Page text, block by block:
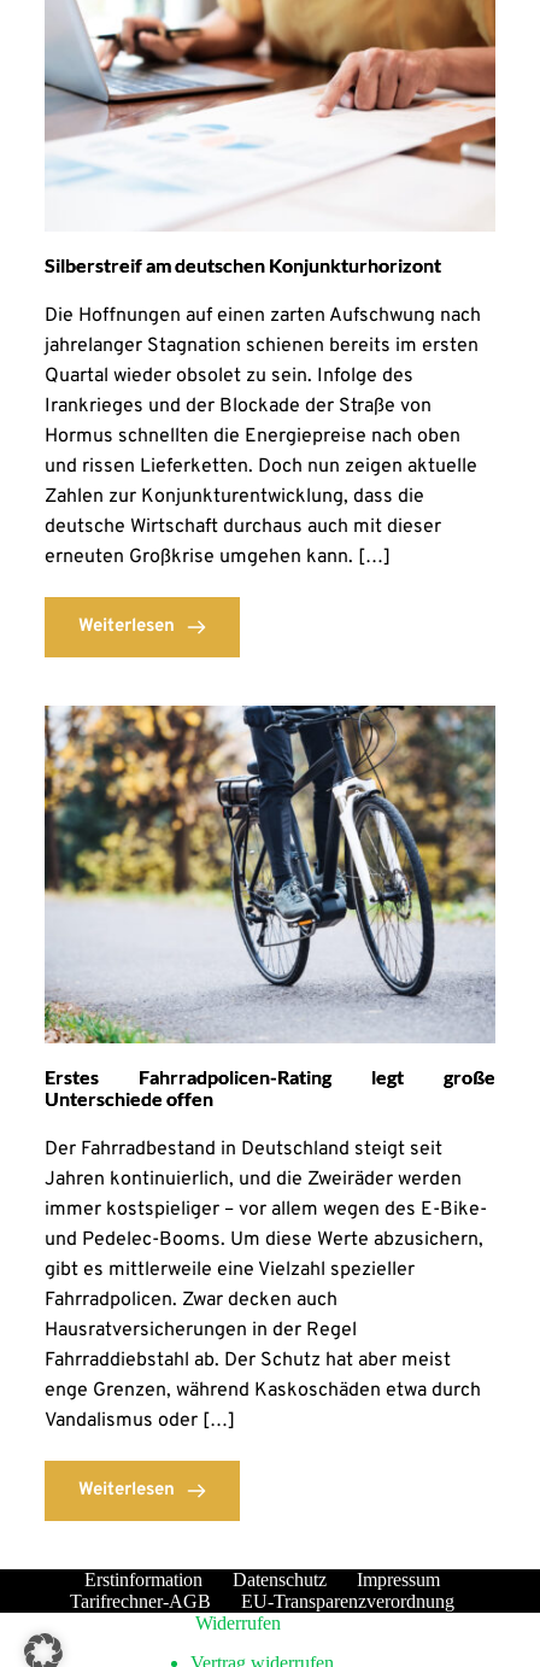
Silberstreif am deutschen Konjunkturhorizont
Die Hoffnungen auf einen zarten Aufschwung nach
jahrelanger Stagnation schienen bereits im ersten
Quartal wieder obsolet zu sein. Infolge des
Irankrieges und der Blockade der Straße von
Hormus schnellten die Energiepreise nach oben
und rissen Lieferketten. Doch nun zeigen aktuelle
Zahlen zur Konjunkturentwicklung, dass die
deutsche Wirtschaft durchaus auch mit dieser
erneuten Großkrise umgehen kann. […]
Weiterlesen
Erstes Fahrradpolicen-Rating legt große
Unterschiede offen
Der Fahrradbestand in Deutschland steigt seit
Jahren kontinuierlich, und die Zweiräder werden
immer kostspieliger – vor allem wegen des E-Bike-
und Pedelec-Booms. Um diese Werte abzusichern,
gibt es mittlerweile eine Vielzahl spezieller
Fahrradpolicen. Zwar decken auch
Hausratversicherungen in der Regel
Fahrraddiebstahl ab. Der Schutz hat aber meist
enge Grenzen, während Kaskoschäden etwa durch
Vandalismus oder […]
Weiterlesen
Erstinformation Datenschutz
Impressum
Tarifrechner-AGB
EU-Transparenzverordnung
Widerrufen